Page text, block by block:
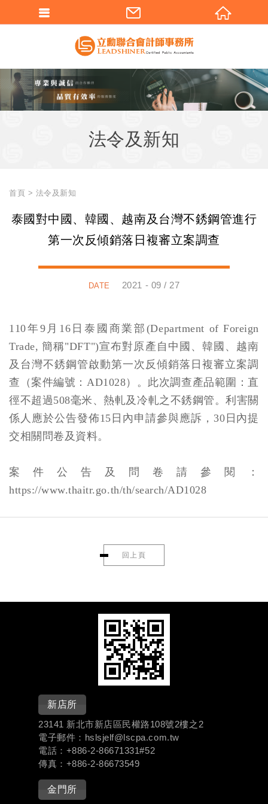
法令及新知
首頁 法令及新知
泰國對中國、韓國、越南及台灣不銹鋼管進行
第一次反傾銷落日複審立案調查
2021 - 09 / 27
110年9月16日泰國商業部(Department of Foreign
Trade, 簡稱"DFT")宣布對原產自中國、韓國、越南
及台灣不銹鋼管啟動第一次反傾銷落日複審立案調
查（案件編號：AD1028）。此次調查產品範圍：直
徑不超過508毫米、熱軋及冷軋之不銹鋼管。利害關
係人應於公告發佈15日內申請參與應訴，30日內提
交相關問卷及資料。
案件公告及問卷請參閱：
https://www.thaitr.go.th/th/search/AD1028
回上頁
新店所
23141 新北市新店區民權路108號2樓之2
電子郵件：hslsjelf@lscpa.com.tw
電話：+886-2-86671331#52
傳真：+886-2-86673549
金門所